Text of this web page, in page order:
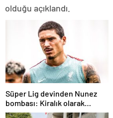
olduğu açıklandı.
Süper Lig devinden Nunez
bombası: Kiralık olarak
geliyor!